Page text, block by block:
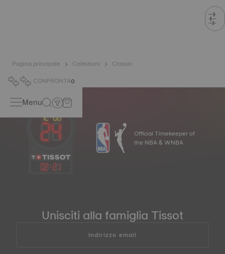
Pagina principale Collezioni
Classic
CONFRONTA0
Menu
02:21
Official Timekeeper of
the NBA & WNBA
Unisciti alla famiglia Tissot
Indirizzo email